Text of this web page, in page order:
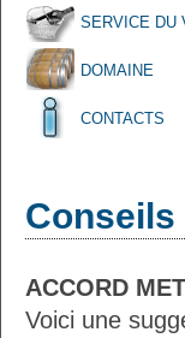
SERVICE DU
DOMAINE
CONTACTS
ACCORD
Voici une